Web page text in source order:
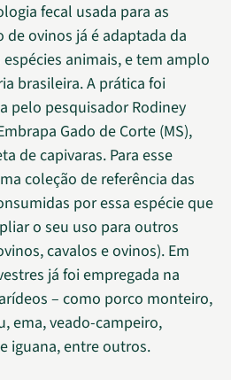
fecal usada para as
ovinos já é adaptada da
animais, e tem amplo
brasileira. A prática foi
pelo pesquisador Rodiney
Gado de Corte (MS),
de capivaras. Para esse
coleção de referência das
por essa espécie que
o seu uso para outros
cavalos e ovinos). Em
já foi empregada na
– como porco monteiro,
ema, veado-campeiro,
iguana, entre outros.